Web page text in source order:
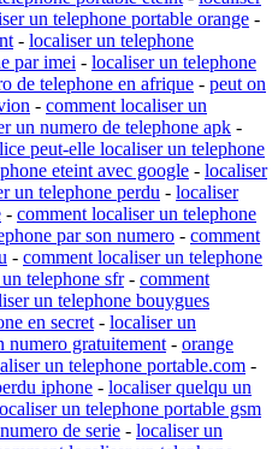
un telephone portable orange -
- localiser un telephone
par imei - localiser un telephone
de telephone en afrique - peut on
- comment localiser un
un numero de telephone apk -
peut-elle localiser un telephone
eteint avec google - localiser
un telephone perdu - localiser
- comment localiser un telephone
par son numero - comment
- comment localiser un telephone
telephone sfr- comment
un telephone bouygues
en secret - localiser un
numero gratuitement - orange
un telephone portable.com -
iphone - localiser quelqu un
un telephone portable gsm
de serie - localiser un